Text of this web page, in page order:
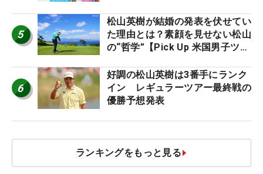
5
松山英樹が結婚の発表を伏せてい
た理由とは？素顔を見せない松山
の“哲学”【Pick Up 米国男子ツア
6
好調の松山英樹は3番手にランク
イン レギュラーツアー最終戦の
優勝予想発表
ランキングをもっと見る